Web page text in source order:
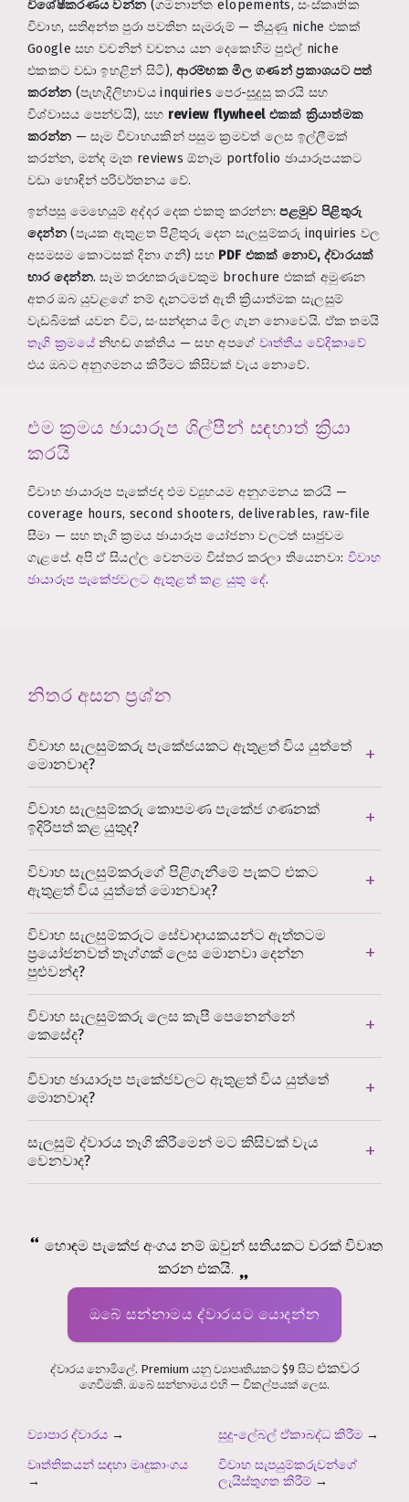
විශේෂීකරණය වන්න (ගමනාන්ත elopements, සංස්කෘතික
විවාහ, සතිඅන්ත පුරා පවතින සැමරුම් — තියුණු niche එකක්
Google සහ වචනින් වචනය යන දෙකෙහිම පුළුල් niche
එකකට වඩා ඉහළින් සිටී),ආරම්භක මිල ගණන් ප්‍රකාශයට පත්
කරන්න (පැහැදිලිභාවය inquiries පෙර-සුදුසු කරයි සහ
විශ්වාසය පෙන්වයි), සහ review flywheel එකක් ක්‍රියාත්මක
කරන්න — සෑම විවාහයකින් පසුම ක්‍රමවත් ලෙස ඉල්ලීමක්
කරන්න, මන්ද මෑත reviews ඕනෑම portfolio ඡායාරූපයකට
වඩා හොඳින් පරිවර්තනය වේ.
ඉන්පසු මෙහෙයුම් අද්දර දෙක එකතු කරන්න:පළමුව පිළිතුරු
දෙන්න(පැයක ඇතුළත පිළිතුරු දෙන සැලසුම්කරු inquiries වල
අසමසම කොටසක් දිනා ගනී) සහ PDF එකක් නොව, ද්වාරයක්
භාර දෙන්න. සෑම තරඟකරුවෙකුම brochure එකක් අමුණන
අතර ඔබ යුවළගේ නම් දැනටමත් ඇති ක්‍රියාත්මක සැලසුම්
වැඩබිමක් යවන විට, සංසන්දනය මිල ගැන නොවෙයි. ඒක තමයි
තෑගි ක්‍රමයේනිහඬ ශක්තිය — සහ අපගේ වෘත්තීය වේදිකාවේ
එය ඔබට අනුගමනය කිරීමට කිසිවක් වැය නොවේ.
එම ක්‍රමය ඡායාරූප ශිල්පීන් සඳහාත් ක්‍රියා
කරයි
විවාහ ඡායාරූප පැකේජද එම ව්‍යුහයම අනුගමනය කරයි —
coverage hours, second shooters, deliverables, raw-file
සීමා — සහ තෑගි ක්‍රමය ඡායාරූප යෝජනා වලටත් සෘජුවම
ගැළපේ. අපි ඒ සියල්ල වෙනමම විස්තර කරලා තියෙනවා: විවාහ
ඡායාරූප පැකේජවලට ඇතුළත් කළ යුතු දේ.
නිතර අසන ප්‍රශ්න
විවාහ සැලසුම්කරු පැකේජයකට ඇතුළත් විය යුත්තේ
මොනවාද?
විවාහ සැලසුම්කරු කොපමණ පැකේජ ගණනක්
ඉදිරිපත් කළ යුතුද?
විවාහ සැලසුම්කරුගේ පිළිගැනීමේ පැකට් එකට
ඇතුළත් විය යුත්තේ මොනවාද?
විවාහ සැලසුම්කරුට සේවාදායකයන්ට ඇත්තටම
ප්‍රයෝජනවත් තෑග්ගක් ලෙස මොනවා දෙන්න
පුළුවන්ද?
විවාහ සැලසුම්කරු ලෙස කැපී පෙනෙන්නේ
කෙසේද?
විවාහ ඡායාරූප පැකේජවලට ඇතුළත් විය යුත්තේ
මොනවාද?
සැලසුම් ද්වාරය තෑගි කිරීමෙන් මට කිසිවක් වැය
වෙනවාද?
හොඳම පැකේජ අංගය නම් ඔවුන් සතියකට වරක් විවෘත
කරන එකයි.
ඔබේ සන්නාමය ද්වාරයට යොදන්න
ද්වාරය නොමිලේ. Premium යනු ව්‍යාපෘතියකට $9 සිට එකවර
ගෙවීමකි. ඔබේ සන්නාමය එහි — විකල්පයක් ලෙස.
ව්‍යාපාර ද්වාරය → සුදු-ලේබල් ඒකාබද්ධ කිරීම →
වෘත්තිකයන් සඳහා මෘදුකාංගය
→
විවාහ සැපයුම්කරුවන්ගේ
ලැයිස්තුගත කිරීම් →